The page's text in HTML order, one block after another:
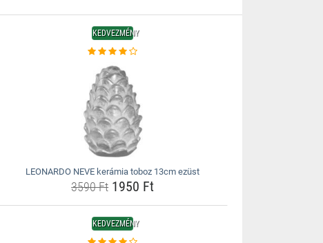
KEDVEZMÉNY
LEONARDO NEVE kerámia toboz 13cm ezüst
3590 Ft 1950 Ft
KEDVEZMÉNY